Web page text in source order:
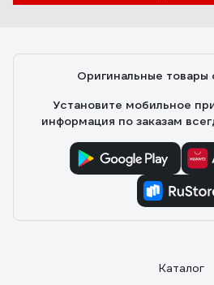
Оригинальные товары
Установите мобильное
информация по заказам
Каталог